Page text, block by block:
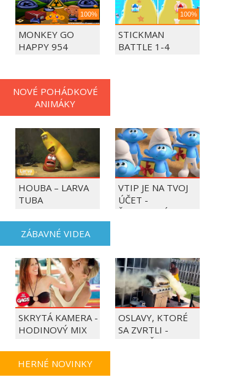
100%
MONKEY GO
HAPPY 954
100%
STICKMAN
BATTLE 1-4
NOVÉ POHÁDKOVÉ
ANIMÁKY
HOUBA – LARVA
TUBA
VTIP JE NA TVOJ
ÚČET -
ŠMOULOVÉ
ZÁBAVNÉ VIDEA
SKRYTÁ KAMERA -
HODINOVÝ MIX
OSLAVY, KTORÉ
SA ZVRTLI -
NAJLEPŠIE
HERNÉ NOVINKY